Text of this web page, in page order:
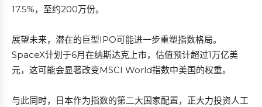
17.5%，至约200万份。
展望未来，潜在的巨型IPO可能进一步重塑指数格局。
SpaceX计划于6月在纳斯达克上市，估值预计超过1万亿美
元，这可能会显著改变MSCI World指数中美国的权重。
与此同时，日本作为指数的第二大国家配置，正大力投资人工